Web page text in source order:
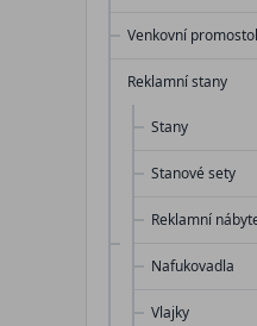
Venkovní
Reklamní stany
Stany
Stanové sety
Reklamní
Nafukovadla
Vlajky